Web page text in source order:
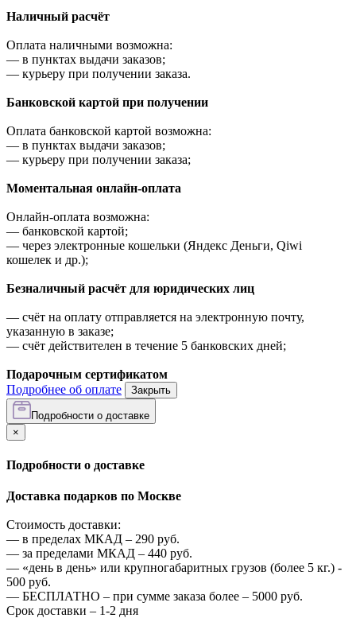
Наличный расчёт
Оплата наличными возможна:
— в пунктах выдачи заказов;
— курьеру при получении заказа.
Банковской картой при получении
Оплата банковской картой возможна:
— в пунктах выдачи заказов;
— курьеру при получении заказа;
Моментальная онлайн-оплата
Онлайн-оплата возможна:
— банковской картой;
— через электронные кошельки (Яндекс Деньги, Qiwi
кошелек и др.);
Безналичный расчёт для юридических лиц
— счёт на оплату отправляется на электронную почту,
указанную в заказе;
— счёт действителен в течение 5 банковских дней;
Подарочным сертификатом
Подробнее об оплате
Закрыть
Подробности о доставке
×
Подробности о доставке
Доставка подарков по Москве
Стоимость доставки:
— в пределах МКАД – 290 руб.
— за пределами МКАД – 440 руб.
— «день в день» или крупногабаритных грузов (более 5 кг.) -
500 руб.
— БЕСПЛАТНО – при сумме заказа более – 5000 руб.
Срок доставки – 1-2 дня